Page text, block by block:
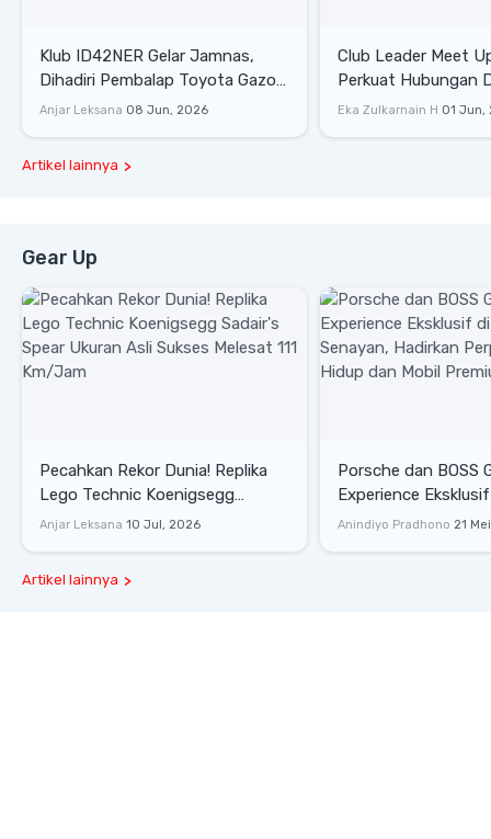
Klub ID42NER Gelar Jamnas,
Dihadiri Pembalap Toyota Gazoo
Racing
Anjar Leksana 08 Jun, 2026
Club Leader Meet
Perkuat Hubungan
Dengan Komunitas
Eka Zulkarnain H 01 Jun,
Artikel lainnya
Gear Up
Pecahkan Rekor Dunia! Replika
Lego Technic Koenigsegg
Sadair's Spear Ukuran Asli Sukses
Anjar Leksana 10 Jul, 2026
Porsche dan BOSS
Experience
Senayan, Hadirkan
Anindiyo Pradhono 21
Artikel lainnya